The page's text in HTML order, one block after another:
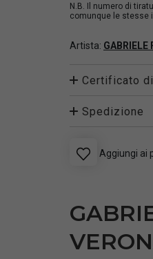
N.B. Il numero di
comunque le stesse
Artista: GABRIELE
Certificato
Spedizione
Aggiungi ai